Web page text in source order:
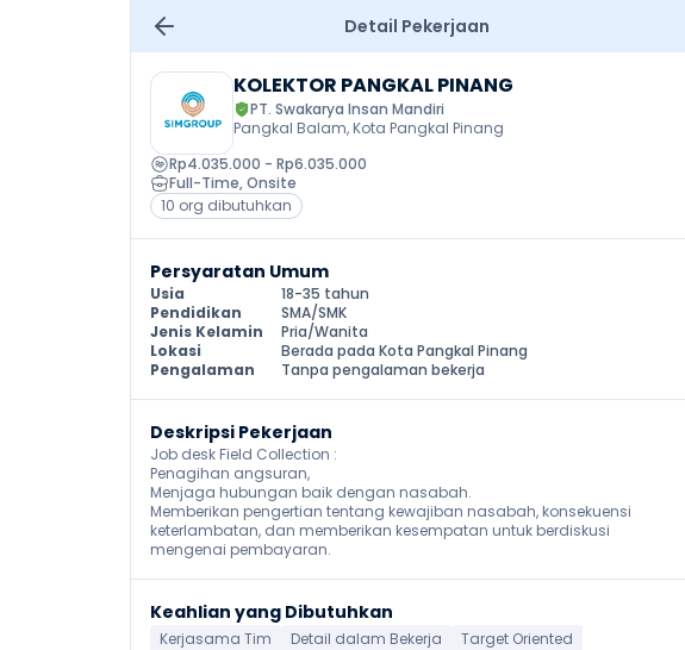
Detail Pekerjaan
KOLEKTOR PANGKAL PINANG
PT. Swakarya Insan Mandiri
Pangkal Balam, Kota Pangkal Pinang
Rp4.035.000 - Rp6.035.000
Full-Time, Onsite
10 org dibutuhkan
Persyaratan Umum
Usia
18-35 tahun
Pendidikan
SMA/SMK
Jenis Kelamin
Pria/Wanita
Lokasi
Berada pada Kota Pangkal Pinang
Pengalaman
Tanpa pengalaman bekerja
Deskripsi Pekerjaan
Job desk Field Collection :
Penagihan angsuran,
Menjaga hubungan baik dengan nasabah.
Memberikan pengertian tentang kewajiban nasabah, konsekuensi
keterlambatan, dan memberikan kesempatan untuk berdiskusi
mengenai pembayaran.
Keahlian yang Dibutuhkan
Kerjasama Tim Detail dalam Bekerja
Target Oriented